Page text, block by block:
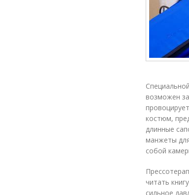
возможен
костюм,
длинные
манжеты
собой
читать
сильное